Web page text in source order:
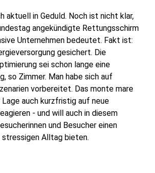
aktuell in Geduld. Noch ist nicht klar,
angekündigte Rettungsschirm
Unternehmen bedeutet. Fakt ist:
gesichert. Die
sei schon lange eine
so Zimmer. Man habe sich auf
vorbereitet. Das monte mare
auch kurzfristig auf neue
- und will auch in diesem
und Besucher einen
stressigen Alltag bieten.